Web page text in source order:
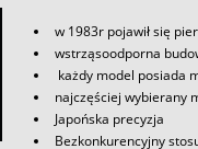
w 1983r pojawił się
wstrząsoodporna
każdy model posiada
najczęściej wybierany
Japońska precyzja
Bezkonkurencyjny